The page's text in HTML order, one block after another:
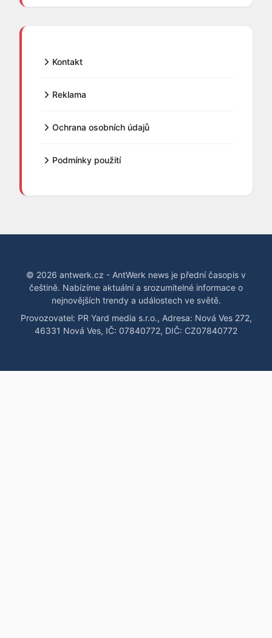
Kontakt
Reklama
Ochrana osobních údajů
Podmínky použití
© 2026 antwerk.cz - AntWerk news je přední časopis v
češtině. Nabízíme aktuální a srozumitelné informace o
nejnovějších trendy a událostech ve světě.
Provozovatel: PR Yard media s.r.o., Adresa: Nová Ves 272,
46331 Nová Ves, IČ: 07840772, DIČ: CZ07840772